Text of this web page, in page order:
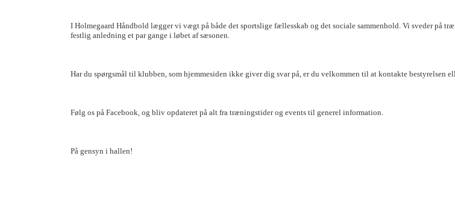
I Holmegaard Håndbold lægger vi vægt på både det sportslige fællesskab og det sociale sammenhold. Vi sveder på
festlig anledning et par gange i løbet af sæsonen.
Har du spørgsmål til klubben, som hjemmesiden ikke giver dig svar på, er du velkommen til at kontakte bestyrelsen
Følg os på Facebook, og bliv opdateret på alt fra træningstider og events til generel information.
På gensyn i hallen!